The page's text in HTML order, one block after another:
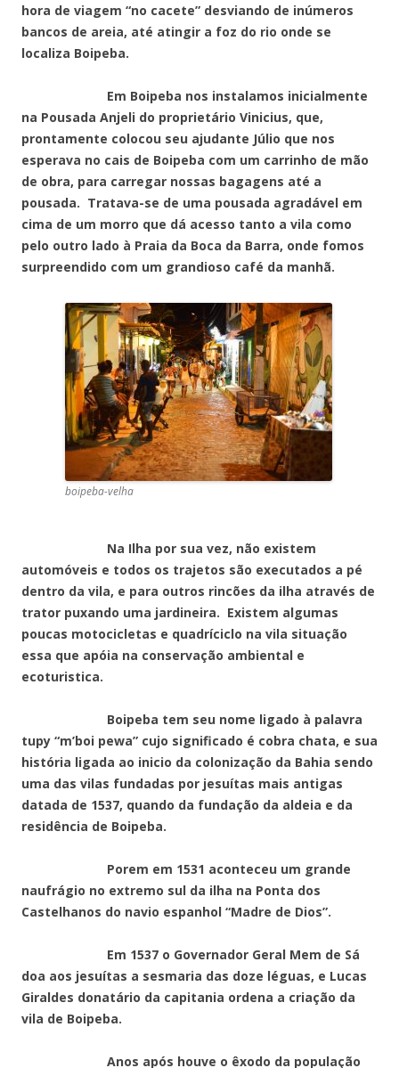
hora de viagem “no cacete” desviando de inúmeros
bancos de areia, até atingir a foz do rio onde se
localiza Boipeba.
Em Boipeba nos instalamos inicialmente
na Pousada Anjeli do proprietário Vinicius, que,
prontamente colocou seu ajudante Júlio que nos
esperava no cais de Boipeba com um carrinho de mão
de obra, para carregar nossas bagagens até a
pousada. Tratava-se de uma pousada agradável em
cima de um morro que dá acesso tanto a vila como
pelo outro lado à Praia da Boca da Barra, onde fomos
surpreendido com um grandioso café da manhã.
boipeba-velha
Na Ilha por sua vez, não existem
automóveis e todos os trajetos são executados a pé
dentro da vila, e para outros rincões da ilha através de
trator puxando uma jardineira. Existem algumas
poucas motocicletas e quadríciclo na vila situação
essa que apóia na conservação ambiental e
ecoturistica.
Boipeba tem seu nome ligado à palavra
tupy “m’boi pewa” cujo significado é cobra chata, e sua
história ligada ao inicio da colonização da Bahia sendo
uma das vilas fundadas por jesuítas mais antigas
datada de 1537, quando da fundação da aldeia e da
residência de Boipeba.
Porem em 1531 aconteceu um grande
naufrágio no extremo sul da ilha na Ponta dos
Castelhanos do navio espanhol “Madre de Dios”.
Em 1537 o Governador Geral Mem de Sá
doa aos jesuítas a sesmaria das doze léguas, e Lucas
Giraldes donatário da capitania ordena a criação da
vila de Boipeba.
Anos após houve o êxodo da população